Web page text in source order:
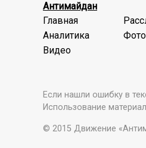
Антимайдан
Главная
Аналитика
Видео
Если нашли ошибку в
Использование
© 2015 Движение